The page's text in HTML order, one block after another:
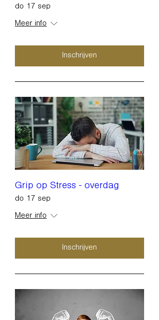
do 17 sep
Meer info
Inschrijven
Grip op Stress - overdag
do 17 sep
Meer info
Inschrijven